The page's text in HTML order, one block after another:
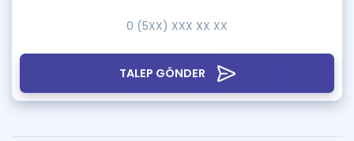
TALEP GÖNDER